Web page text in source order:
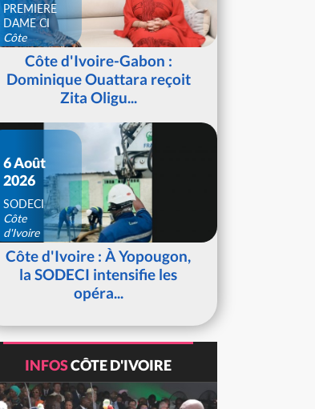
PREMIERE
DAME CI
Côte
d'IvoireCôte d'Ivoire-Gabon :
Dominique Ouattara reçoit
Zita Oligu...
6 Août
2026
SODECI
Côte
d'Ivoire
Côte d'Ivoire : À Yopougon,
la SODECI intensifie les
opéra...
INFOSCÔTE D'IVOIRE